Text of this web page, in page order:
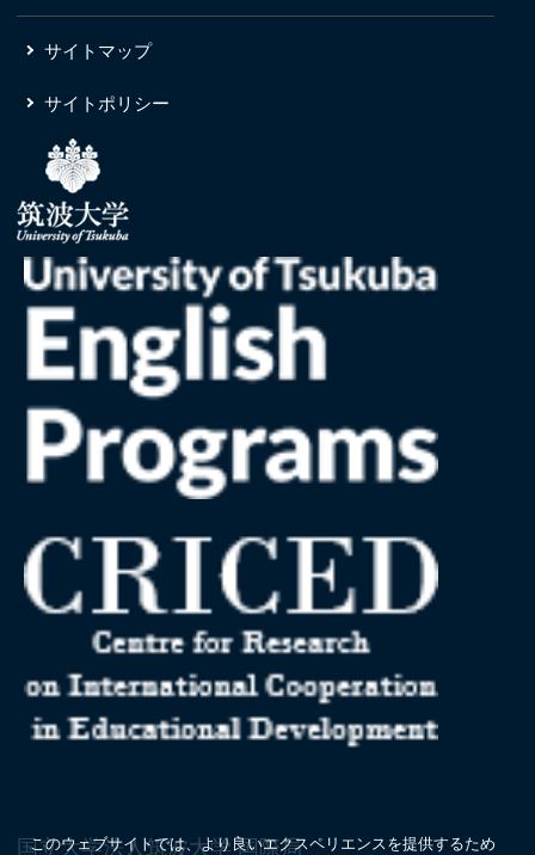
サイトマップ
サイトポリシー
国立大学法人筑波大学 国際局
このウェブサイトでは、より良いエクスペリエンスを提供するため